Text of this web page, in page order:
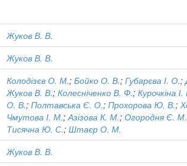
Жуков В. В.
Жуков В. В.
Колодізєв О. М.; Бойко О. В.; Губарєва І. О.;
Жуков В. В.; Колесніченко В. Ф.; Курочкіна І.
О. В.; Полтавська Є. О.; Прохорова Ю. В.;
Чмутова І. М.;Азізова К. М.; Огородня Є. М.
Тисячна Ю. С.; Штаєр О. М.
Жуков В. В.